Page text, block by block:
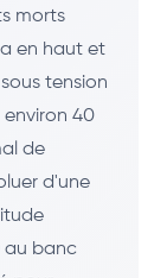
morts
en haut et
tension
40
de
d'une
au banc